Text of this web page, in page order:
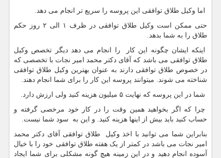
اما وکیل طلاق توافقی این پروسه را سریع تر انجام می دهد.
حتی ممکن است وکیل طلاق توافقی در ظرف ۱ الی ۲ روز حکم
طلاق را به شما بدهد.
اینکه ایشان چگونه این کار را انجام می دهد دیگر تخصص وکیل
طلاق توافقی می باشد که آقای دکتر محمد امیر نجات با تخصصی که
در خصوص طلاق توافقی دارند به عنوان بهترین وکیل طلاق توافقی
شناخته می شوند. میتوانند پروسه این کار را برای شما انجام دهند.
شما در این پروسه که نهایت ۵ میلیون هزینه کنید ولی ارزش دارد.
چرا که اگر بخواهید همین وقت را در کار خود مرخصی گرفته و
حساب کنید باید بیش از اینها هزینه کنید. و این به سود شما نیست.
بنابراین شما می توانید با اخذ وکیل طلاق توافقی آقای دکتر محمد
امیر نجات می باشد در کمتر از یک هفته طلاق توافقی خود را با خیال
آسوده انجام دهید و در این زمینه هیچ گونه مشکلی برای شما ایجاد